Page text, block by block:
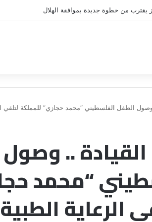
يقترب من خطوة جديدة بموافقة الهلال
الطفل الفلسطيني “محمد حجازي” للمملكة لتلقي
.. وصول
“محمد
الرعاية الطبية